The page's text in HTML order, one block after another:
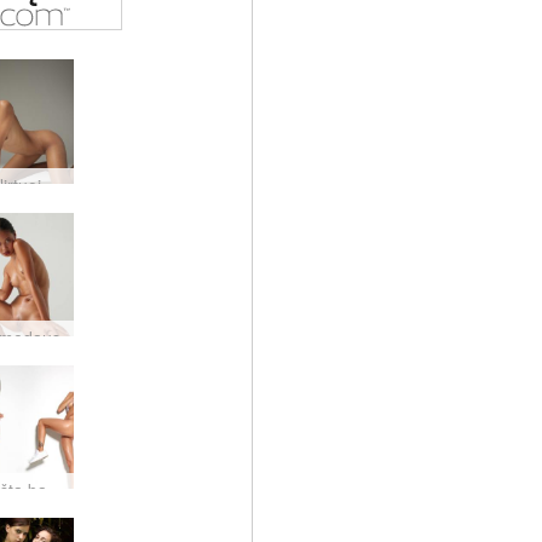
Hiromi flirtuoja Filipinai